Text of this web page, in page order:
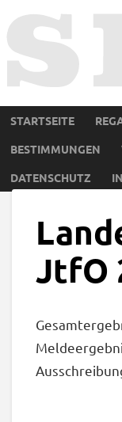
STARTSEITE
BESTIMMUNGEN
DATENSCHUTZ
JtfO